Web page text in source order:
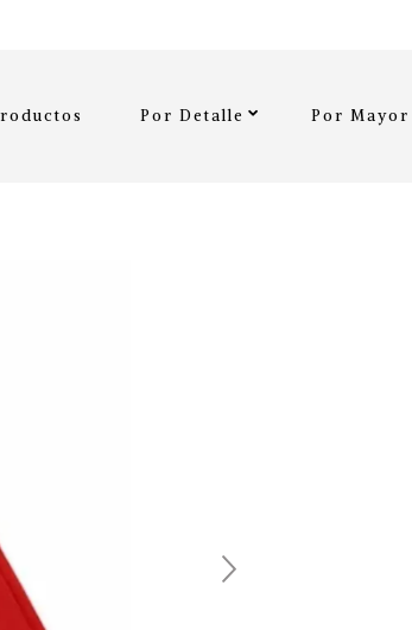
Por Detalle Por Mayor